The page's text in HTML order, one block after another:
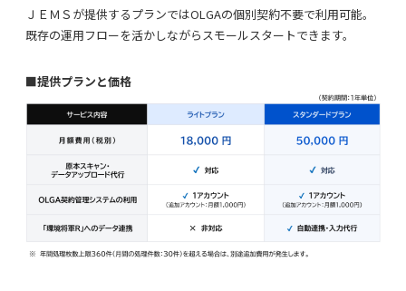
ＪＥＭＳ が提供するプランではOLGAの個別契約不要で利用可能。
既存の運用フローを活かしながらスモールスタートできます。
■提供プランと価格